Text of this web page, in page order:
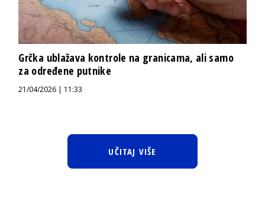
Grčka ublažava kontrole na granicama, ali samo
za određene putnike
21/04/2026 | 11:33
UČITAJ VIŠE